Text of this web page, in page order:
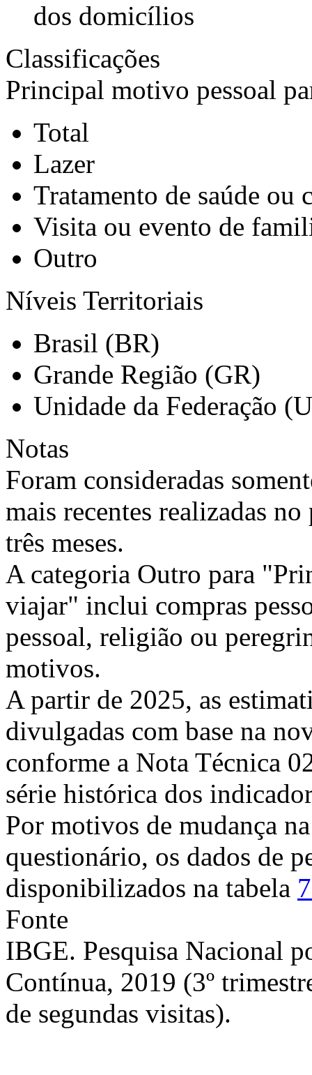
dos domicílios
Classificações
Principal motivo pessoal
Total
Lazer
Tratamento de saúde ou
Visita ou evento de
Outro
Níveis Territoriais
Brasil (BR)
Grande Região (GR)
Unidade da Federação
Notas
Foram consideradas
mais recentes realizadas
três meses.
A categoria Outro para
viajar" inclui compras
pessoal, religião ou
motivos.
A partir de 2025, as
divulgadas com base na
conforme a Nota Técnica
série histórica dos
Por motivos de mudança
questionário, os dados de
disponibilizados na tabela
Fonte
IBGE. Pesquisa Nacional
Contínua, 2019 (3º
de segundas visitas).